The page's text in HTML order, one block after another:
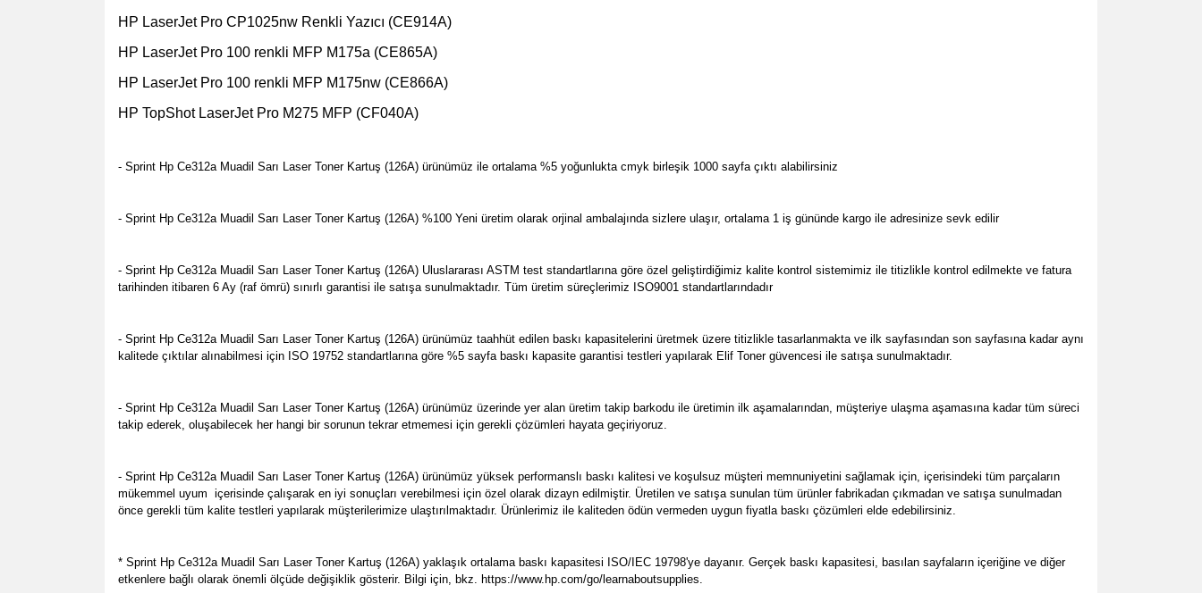
HP LaserJet Pro CP1025nw Renkli Yazıcı (CE914A)
HP LaserJet Pro 100 renkli MFP M175a (CE865A)
HP LaserJet Pro 100 renkli MFP M175nw (CE866A)
HP TopShot LaserJet Pro M275 MFP (CF040A)
- Sprint Hp Ce312a Muadil Sarı Laser Toner Kartuş (126A) ürünümüz ile ortalama %5 yoğunlukta cmyk birleşik 1000 sayfa çıktı alabilirsiniz
- Sprint Hp Ce312a Muadil Sarı Laser Toner Kartuş (126A) %100 Yeni üretim olarak orjinal ambalajında sizlere ulaşır, ortalama 1 iş gününde kargo ile adresinize sevk edilir
- Sprint Hp Ce312a Muadil Sarı Laser Toner Kartuş (126A) Uluslararası ASTM test standartlarına göre özel geliştirdiğimiz kalite kontrol sistemimiz ile titizlikle kontrol edilmekte ve fatura
tarihinden itibaren 6 Ay (raf ömrü) sınırlı garantisi ile satışa sunulmaktadır. Tüm üretim süreçlerimiz ISO9001 standartlarındadır
- Sprint Hp Ce312a Muadil Sarı Laser Toner Kartuş (126A) ürünümüz taahhüt edilen baskı kapasitelerini üretmek üzere titizlikle tasarlanmakta ve ilk sayfasından son sayfasına kadar aynı
kalitede çıktılar alınabilmesi için ISO 19752 standartlarına göre %5 sayfa baskı kapasite garantisi testleri yapılarak Elif Toner güvencesi ile satışa sunulmaktadır.
- Sprint Hp Ce312a Muadil Sarı Laser Toner Kartuş (126A) ürünümüz üzerinde yer alan üretim takip barkodu ile üretimin ilk aşamalarından, müşteriye ulaşma aşamasına kadar tüm süreci
takip ederek, oluşabilecek her hangi bir sorunun tekrar etmemesi için gerekli çözümleri hayata geçiriyoruz.
- Sprint Hp Ce312a Muadil Sarı Laser Toner Kartuş (126A) ürünümüz yüksek performanslı baskı kalitesi ve koşulsuz müşteri memnuniyetini sağlamak için, içerisindeki tüm parçaların
mükemmel uyum içerisinde çalışarak en iyi sonuçları verebilmesi için özel olarak dizayn edilmiştir. Üretilen ve satışa sunulan tüm ürünler fabrikadan çıkmadan ve satışa sunulmadan
önce gerekli tüm kalite testleri yapılarak müşterilerimize ulaştırılmaktadır. Ürünlerimiz ile kaliteden ödün vermeden uygun fiyatla baskı çözümleri elde edebilirsiniz.
* Sprint Hp Ce312a Muadil Sarı Laser Toner Kartuş (126A) yaklaşık ortalama baskı kapasitesi ISO/IEC 19798'ye dayanır. Gerçek baskı kapasitesi, basılan sayfaların içeriğine ve diğer
etkenlere bağlı olarak önemli ölçüde değişiklik gösterir. Bilgi için, bkz. https://www.hp.com/go/learnaboutsupplies.